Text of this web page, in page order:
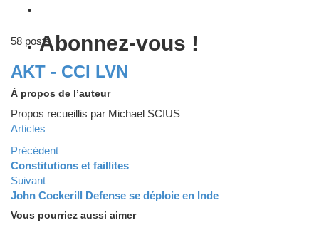
Abonnez-vous !
58 posts
AKT - CCI LVN
À propos de l’auteur
Propos recueillis par Michael SCIUS
Articles
Précédent
Constitutions et faillites
Suivant
John Cockerill Defense se déploie en Inde
Vous pourriez aussi aimer